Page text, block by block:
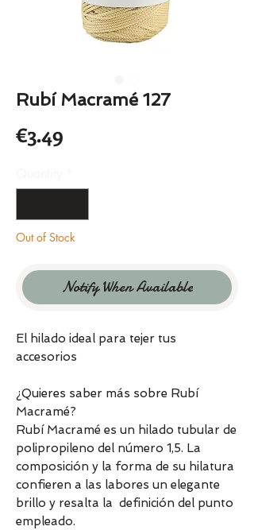
Rubí Macramé 127
€3.49Price
Out of Stock
Notify When Available
El hilado ideal para tejer tus
accesorios
¿Quieres saber más sobre Rubí
Macramé?
Rubí Macramé es un hilado tubular de
polipropileno del número 1,5. La
composición y la forma de su hilatura
confieren a las labores un elegante
brillo y resalta la definición del punto
empleado.